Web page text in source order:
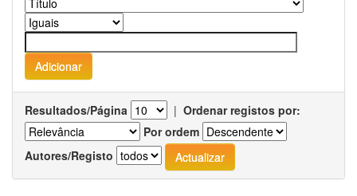
Resultados/Página | Ordenar registos por:
Por ordem
Autores/Registo